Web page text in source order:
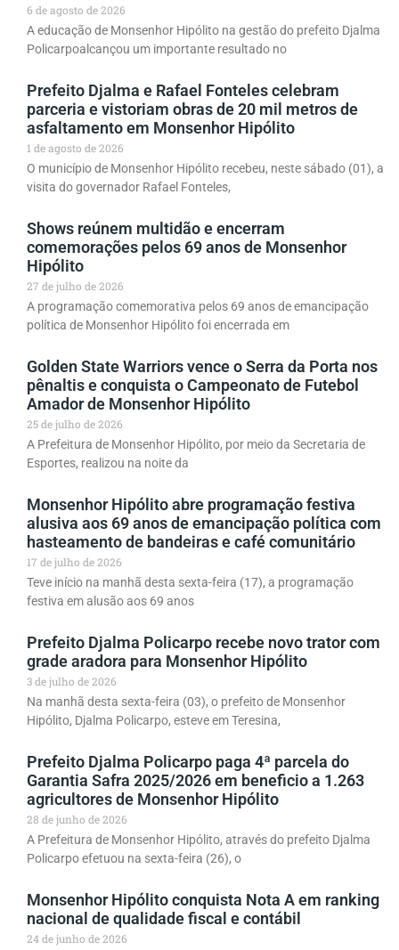
6 de agosto de 2026
A educação de Monsenhor Hipólito na gestão do prefeito Djalma
Policarpoalcançou um importante resultado no
Prefeito Djalma e Rafael Fonteles celebram
parceria e vistoriam obras de 20 mil metros de
asfaltamento em Monsenhor Hipólito
1 de agosto de 2026
O município de Monsenhor Hipólito recebeu, neste sábado (01), a
visita do governador Rafael Fonteles,
Shows reúnem multidão e encerram
comemorações pelos 69 anos de Monsenhor
Hipólito
27 de julho de 2026
A programação comemorativa pelos 69 anos de emancipação
política de Monsenhor Hipólito foi encerrada em
Golden State Warriors vence o Serra da Porta nos
pênaltis e conquista o Campeonato de Futebol
Amador de Monsenhor Hipólito
25 de julho de 2026
A Prefeitura de Monsenhor Hipólito, por meio da Secretaria de
Esportes, realizou na noite da
Monsenhor Hipólito abre programação festiva
alusiva aos 69 anos de emancipação política com
hasteamento de bandeiras e café comunitário
17 de julho de 2026
Teve início na manhã desta sexta-feira (17), a programação
festiva em alusão aos 69 anos
Prefeito Djalma Policarpo recebe novo trator com
grade aradora para Monsenhor Hipólito
3 de julho de 2026
Na manhã desta sexta-feira (03), o prefeito de Monsenhor
Hipólito, Djalma Policarpo, esteve em Teresina,
Prefeito Djalma Policarpo paga 4ª parcela do
Garantia Safra 2025/2026 em beneficio a 1.263
agricultores de Monsenhor Hipólito
28 de junho de 2026
A Prefeitura de Monsenhor Hipólito, através do prefeito Djalma
Policarpo efetuou na sexta-feira (26), o
Monsenhor Hipólito conquista Nota A em ranking
nacional de qualidade fiscal e contábil
24 de junho de 2026